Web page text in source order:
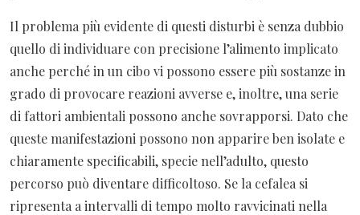
Il problema più evidente di questi disturbi è senza dubbio
quello di individuare con precisione l’alimento implicato
anche perché in un cibo vi possono essere più sostanze in
grado di provocare reazioni avverse e, inoltre, una serie
di fattori ambientali possono anche sovrapporsi. Dato che
queste manifestazioni possono non apparire ben isolate e
chiaramente specificabili, specie nell’adulto, questo
percorso può diventare difficoltoso. Se la cefalea si
ripresenta a intervalli di tempo molto ravvicinati nella